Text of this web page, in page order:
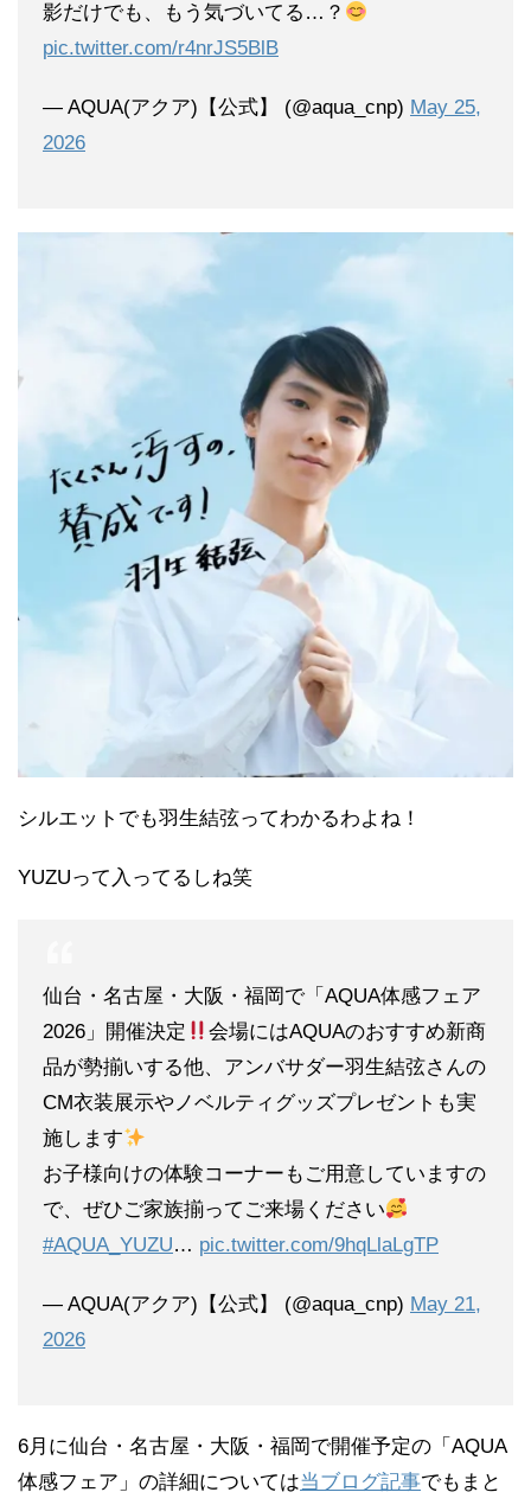
影だけでも、もう気づいてる…？
pic.twitter.com/r4nrJS5BlB
— AQUA(アクア)【公式】 (@aqua_cnp) May 25,
2026
シルエットでも羽生結弦ってわかるわよね！
YUZUって入ってるしね笑
仙台・名古屋・大阪・福岡で「AQUA体感フェア
2026」開催決定
会場にはAQUAのおすすめ新商
品が勢揃いする他、アンバサダー羽生結弦さんの
CM衣装展示やノベルティグッズプレゼントも実
施します
お子様向けの体験コーナーもご用意していますの
で、ぜひご家族揃ってご来場ください
#AQUA_YUZU… pic.twitter.com/9hqLlaLgTP
— AQUA(アクア)【公式】 (@aqua_cnp) May 21,
2026
6月に仙台・名古屋・大阪・福岡で開催予定の「AQUA
体感フェア」の詳細については当ブログ記事でもまと